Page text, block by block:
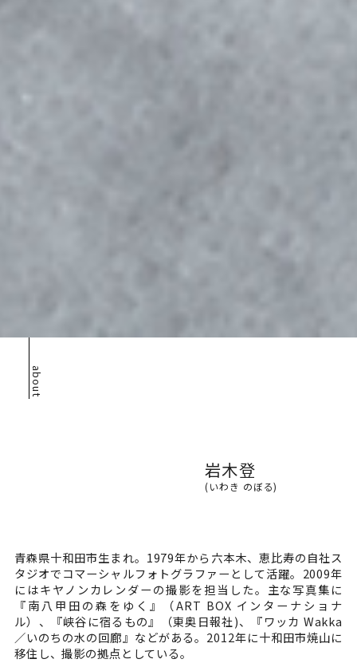
about
岩木登
(いわき のぼる)
青森県十和田市生まれ。1979年から六本木、恵比寿の自社ス
タジオでコマーシャルフォトグラファーとして活躍。2009年
にはキヤノンカレンダーの撮影を担当した。主な写真集に
『南八甲田の森をゆく』（ART BOX インターナショナ
ル）、『峡谷に宿るもの』（東奥日報社)、『ワッカ Wakka
／いのちの水の回廊』などがある。2012年に十和田市焼山に
移住し、撮影の拠点としている。